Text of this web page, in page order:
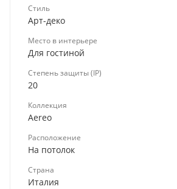
Стиль
Арт-деко
Место в интерьере
Для гостиной
Степень защиты (IP)
20
Коллекция
Aereo
Расположение
На потолок
Страна
Италия